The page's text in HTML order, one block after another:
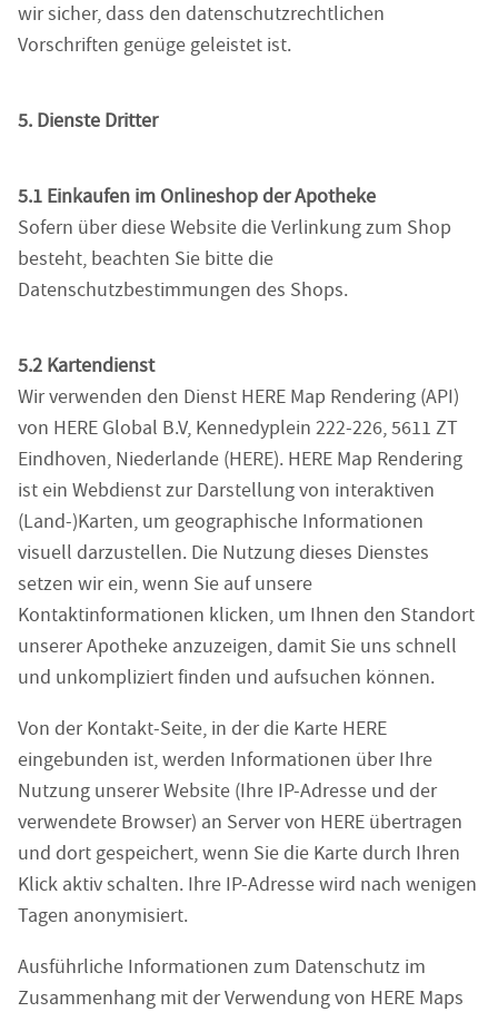
wir sicher, dass den datenschutzrechtlichen
Vorschriften genüge geleistet ist.
5. Dienste Dritter
5.1 Einkaufen im Onlineshop der Apotheke
Sofern über diese Website die Verlinkung zum Shop
besteht, beachten Sie bitte die
Datenschutzbestimmungen des Shops.
5.2 Kartendienst
Wir verwenden den Dienst HERE Map Rendering (API)
von HERE Global B.V, Kennedyplein 222-226, 5611 ZT
Eindhoven, Niederlande (HERE). HERE Map Rendering
ist ein Webdienst zur Darstellung von interaktiven
(Land-)Karten, um geographische Informationen
visuell darzustellen. Die Nutzung dieses Dienstes
setzen wir ein, wenn Sie auf unsere
Kontaktinformationen klicken, um Ihnen den Standort
unserer Apotheke anzuzeigen, damit Sie uns schnell
und unkompliziert finden und aufsuchen können.
Von der Kontakt-Seite, in der die Karte HERE
eingebunden ist, werden Informationen über Ihre
Nutzung unserer Website (Ihre IP-Adresse und der
verwendete Browser) an Server von HERE übertragen
und dort gespeichert, wenn Sie die Karte durch Ihren
Klick aktiv schalten. Ihre IP-Adresse wird nach wenigen
Tagen anonymisiert.
Ausführliche Informationen zum Datenschutz im
Zusammenhang mit der Verwendung von HERE Maps